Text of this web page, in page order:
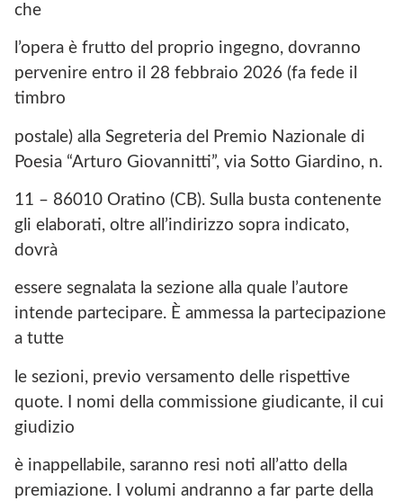
che
l’opera è frutto del proprio ingegno, dovranno
pervenire entro il 28 febbraio 2026 (fa fede il
timbro
postale) alla Segreteria del Premio Nazionale di
Poesia “Arturo Giovannitti”, via Sotto Giardino, n.
11 – 86010 Oratino (CB). Sulla busta contenente
gli elaborati, oltre all’indirizzo sopra indicato,
dovrà
essere segnalata la sezione alla quale l’autore
intende partecipare. È ammessa la partecipazione
a tutte
le sezioni, previo versamento delle rispettive
quote. I nomi della commissione giudicante, il cui
giudizio
è inappellabile, saranno resi noti all’atto della
premiazione. I volumi andranno a far parte della